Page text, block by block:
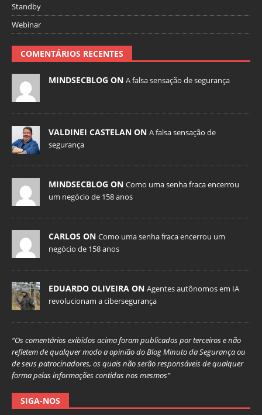
Standby
Webinar
COMENTÁRIOS RECENTES
MINDSECBLOG ON A falsa sensação de segurança
VALDINEI CASTELAN ON A falsa sensação de
segurança
MINDSECBLOG ON Como uma senha fraca encerrou
um negócio de 158 anos
CARLOS ON Como uma senha fraca encerrou um
negócio de 158 anos
EDUARDO OLIVEIRA ON Agentes autônomos em IA
revolucionam a cibersegurança
“Os comentários exibidos acima foram publicados por terceiros e não
refletem de qualquer modo a opinião do Blog Minuto da Segurança ou
de seus patrocinadores, os quais não serão responsáveis de qualquer
forma pelas informações contidas nos mesmos”
SIGA-NOS